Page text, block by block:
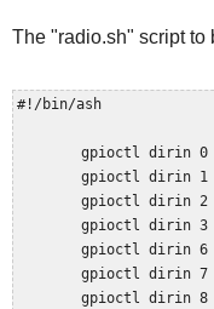
The "radio.sh" script to
#!/bin/ash
        gpioctl dirin 0
        gpioctl dirin 1
        gpioctl dirin 2
        gpioctl dirin 3
        gpioctl dirin 6
        gpioctl dirin 7
        gpioctl dirin 8